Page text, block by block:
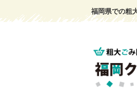
福岡県での粗